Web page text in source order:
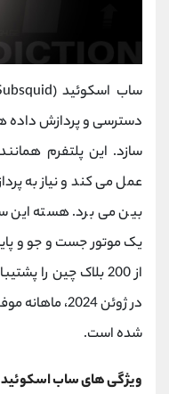
دسترسی و پردازش داده
‌سازد. این پلتفرم
عمل می‌ کند و نیاز به
یک موتور جست ‌و جو و
از 200 بلاک چین را
در ژوئن
شده است.
ویژگی های ساب ‌اسکوئید